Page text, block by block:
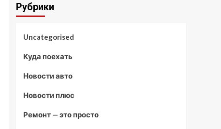
Рубрики
Uncategorised
Куда поехать
Новости авто
Новости плюс
Ремонт — это просто